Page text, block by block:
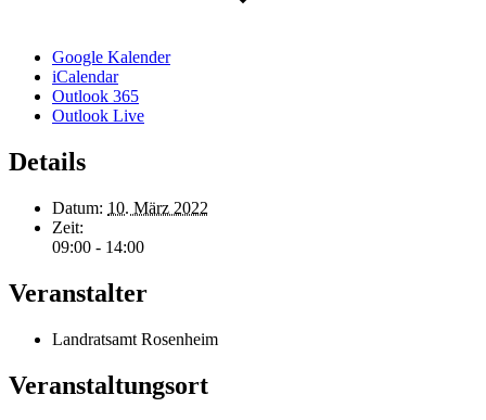
Google Kalender
iCalendar
Outlook 365
Outlook Live
Details
Datum: 10. März 2022
Zeit:
09:00 - 14:00
Veranstalter
Landratsamt Rosenheim
Veranstaltungsort